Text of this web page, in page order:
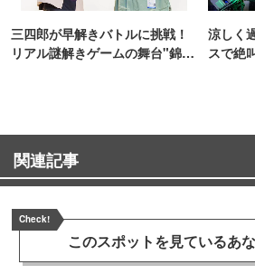
三四郎が早解きバトルに挑戦！
リアル謎解きゲームの舞台"錦糸
涼しく
スで絶
関連記事
Check!
このスポットを見ているあ